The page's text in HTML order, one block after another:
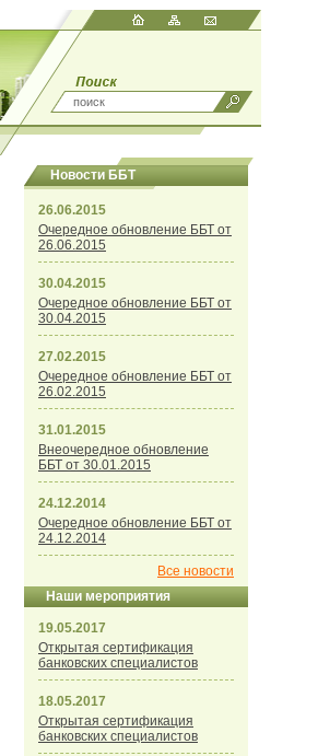
Новости ББТ
26.06.2015
Очередное обновление ББТ от
26.06.2015
30.04.2015
Очередное обновление ББТ от
30.04.2015
27.02.2015
Очередное обновление ББТ от
26.02.2015
31.01.2015
Внеочередное обновление
ББТ от 30.01.2015
24.12.2014
Очередное обновление ББТ от
24.12.2014
Все новости
Наши мероприятия
19.05.2017
Открытая сертификация
банковских специалистов
18.05.2017
Открытая сертификация
банковских специалистов